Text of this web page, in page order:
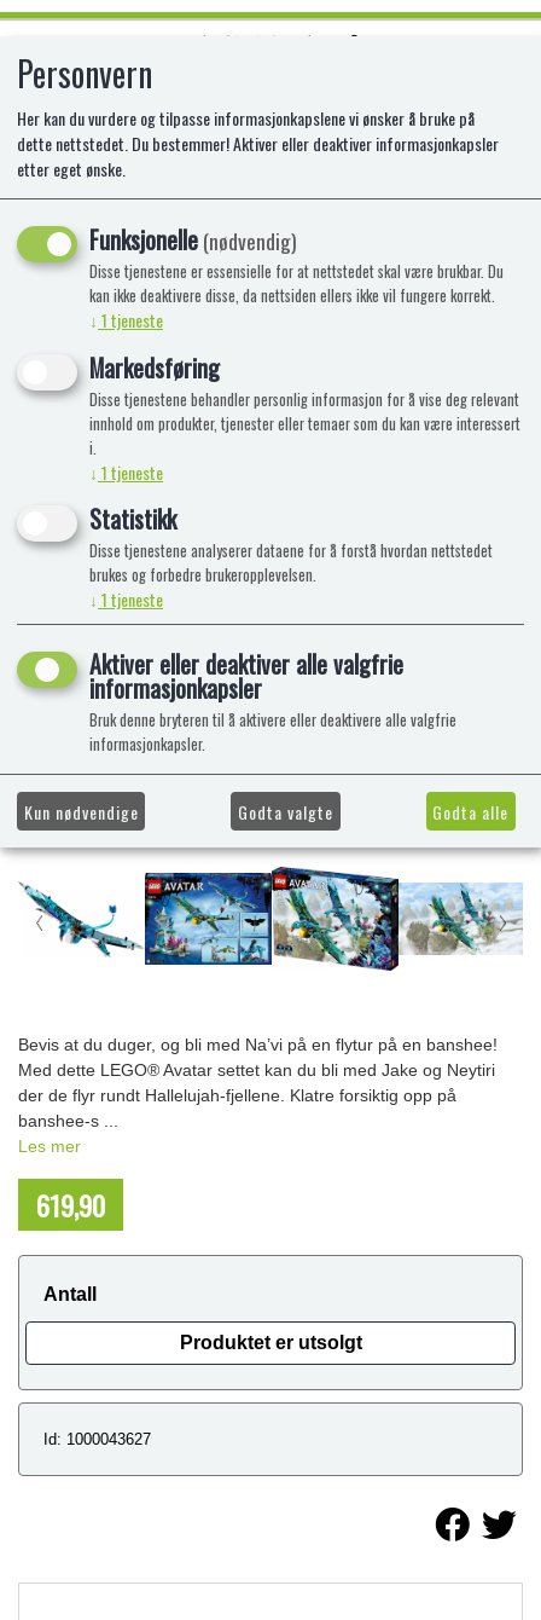
LEGO 75572 JAKE OG NEYTIRIS
FØRSTE BANSH
LE-75572
Bevis at du duger, og bli med Na’vi på en flytur på en banshee!
Med dette LEGO® Avatar settet kan du bli med Jake og Neytiri
der de flyr rundt Hallelujah-fjellene. Klatre forsiktig opp på
banshee-s ...
Les mer
619,90
Antall
Produktet er utsolgt
Id: 1000043627
Personvern
Her kan du vurdere og tilpasse informasjonkapslene vi ønsker å bruke på
dette nettstedet. Du bestemmer! Aktiver eller deaktiver informasjonkapsler
etter eget ønske.
Funksjonelle(nødvendig)
Disse tjenestene er essensielle for at nettstedet skal være brukbar. Du
kan ikke deaktivere disse, da nettsiden ellers ikke vil fungere korrekt.
↓ 1tjeneste
Markedsføring
Disse tjenestene behandler personlig informasjon for å vise deg relevant
innhold om produkter, tjenester eller temaer som du kan være interessert
i.
↓ 1tjeneste
Statistikk
Disse tjenestene analyserer dataene for å forstå hvordan nettstedet
brukes og forbedre brukeropplevelsen.
↓ 1tjeneste
Aktiver eller deaktiver alle valgfrie
informasjonkapsler
Bruk denne bryteren til å aktivere eller deaktivere alle valgfrie
informasjonkapsler.
Kun nødvendige Godta valgte Godta alle